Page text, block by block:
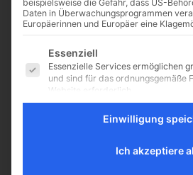
Beratungen hat sich mehr
als verdoppelt
Heidelberg (idea) – Die
überkonfessionelle Lebensschutz-
Initiative „1000plus“ erlebt seit
Jahresbeginn einen „noch nie
dagewesenen, dramatischen
beispielsweise die Gefahr, dass US-
Daten in Überwachungsprogrammen
Europäerinnen und Europäer eine
Es folgt eine Liste der Service-
Essenziell
Essenzielle Services ermöglichen
und sind für das ordnungsgemäße
Website erforderlich.
Statistik-Cookies sammeln
Website umgehen.
Einwilligung
Ich akzeptiere